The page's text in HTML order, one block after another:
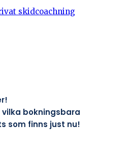
skidcoachning
bokningsbara
som finns just nu!